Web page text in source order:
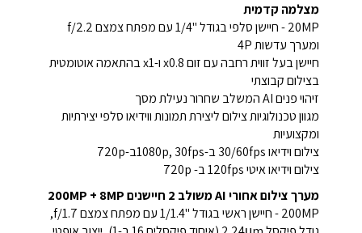
מצלמה קדמית
20MP - חיישן סלפי בגודל ''1/4 עם מפתח צמצם f/2.2
ומערך עדשות 4P
חיישן בעל זווית רחבה עם זום x0.8 ו-x1 בהתאמה אוטומטית
בצילום קבוצתי
זיהוי פנים AI המשלב שחרור נעילת מסך
מגוון טכנולוגיות צילום ליצירת תמונות ווידיאו סלפי יצירתיות
ומקצועיות
צילום וידיאו 30/60fps ב-1080p, 30fpsב-720p
צילום וידיאו איטי 120fps ב- 720p
מערך צילום אחורי AI משולב 2 חיישנים 200MP + 8MP
200MP - חיישן ראשי בגודל ''1/1.4 עם מפתח צמצם f/1.7,